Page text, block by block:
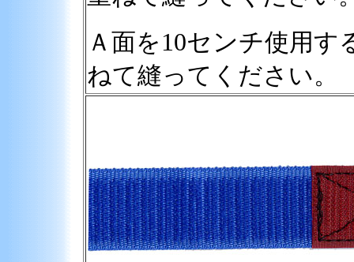
Ａ面を10センチ使用す
ねて縫ってください。